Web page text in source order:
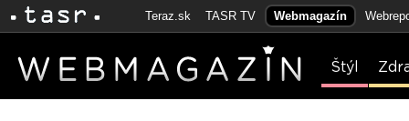
Teraz.sk TASR TV Webmagazín
Štýl